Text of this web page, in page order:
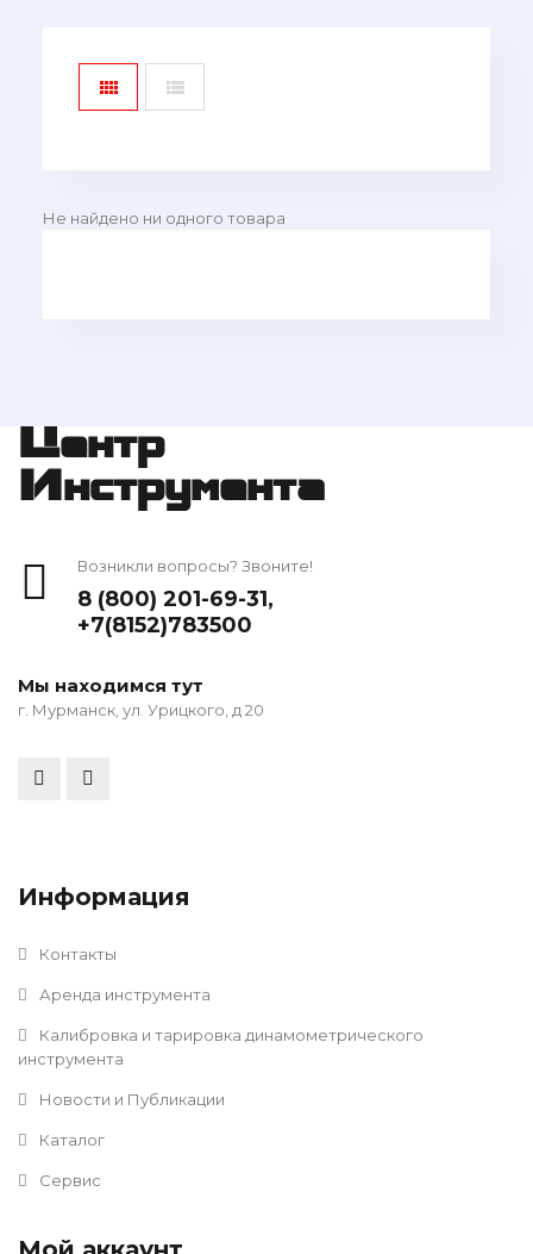
Не найдено ни одного товара
Центр
Инструмента
Возникли вопросы? Звоните!
8 (800) 201-69-31,
+7(8152)783500
Мы находимся тут
г. Мурманск, ул. Урицкого, д 20
Информация
Контакты
Аренда инструмента
Калибровка и тарировка динамометрического
инструмента
Новости и Публикации
Каталог
Сервис